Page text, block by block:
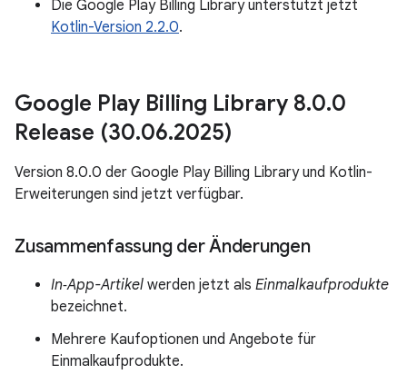
Die Google Play Billing Library unterstützt jetzt
Kotlin-Version 2.2.0.
Google Play Billing Library 8.0.0
Release (30.06.2025)
Version 8.0.0 der Google Play Billing Library und Kotlin-
Erweiterungen sind jetzt verfügbar.
Zusammenfassung der Änderungen
In‑App-Artikel werden jetzt als Einmalkaufprodukte
bezeichnet.
Mehrere Kaufoptionen und Angebote für
Einmalkaufprodukte.